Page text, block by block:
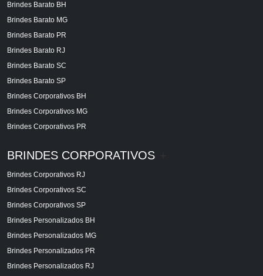
Brindes Barato BH
Brindes Barato MG
Brindes Barato PR
Brindes Barato RJ
Brindes Barato SC
Brindes Barato SP
Brindes Corporativos BH
Brindes Corporativos MG
Brindes Corporativos PR
BRINDES CORPORATIVOS
Brindes Corporativos RJ
Brindes Corporativos SC
Brindes Corporativos SP
Brindes Personalizados BH
Brindes Personalizados MG
Brindes Personalizados PR
Brindes Personalizados RJ